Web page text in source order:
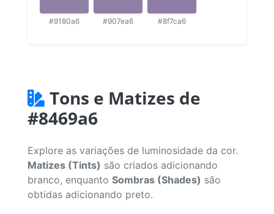
#9180a6 #907ea6 #8f7ca6
Tons e Matizes de
#8469a6
Explore as variações de luminosidade da cor.
Matizes (Tints) são criados adicionando
branco, enquanto Sombras (Shades) são
obtidas adicionando preto.